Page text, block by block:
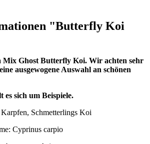
"Butterfly Koi
Mix Ghost Butterfly Koi. Wir achten sehr
ausgewogene Auswahl an schönen
es sich um Beispiele.
Schmetterlings Koi
Cyprinus carpio